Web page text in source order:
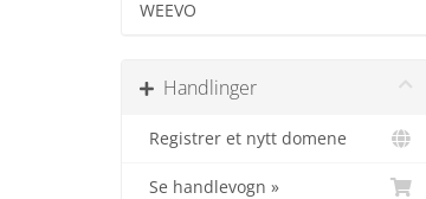
WEEVO
Handlinger
Registrer et nytt domene
Se handlevogn »